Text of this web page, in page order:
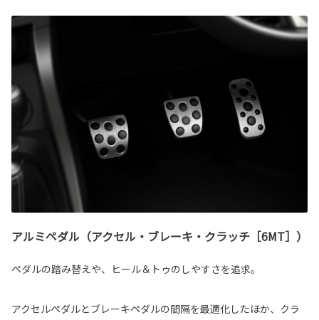
アルミペダル（アクセル・ブレーキ・クラッチ［6MT］）
ペダルの踏み替えや、ヒール＆トゥのしやすさを追求。
アクセルペダルとブレーキペダルの間隔を最適化したほか、クラ